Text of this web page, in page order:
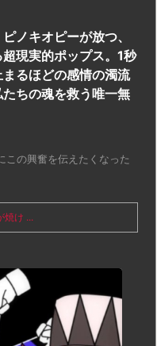
ノキオピーが放つ、
現実的ポップス。1秒
るほどの感情の濁流
ちの魂を救う唯一無
この興奮を伝えたくなった
焼け ...